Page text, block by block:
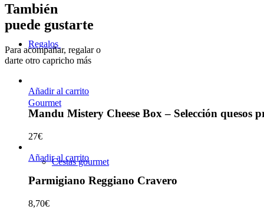
Regalos
Gourmet
Cestas gourmet
También
puede gustarte
Para acompañar, regalar o
darte otro capricho más
Añadir al carrito
Mandu Mistery Cheese Box – Selección quesos
27€
Añadir al carrito
Parmigiano Reggiano Cravero
8,70€